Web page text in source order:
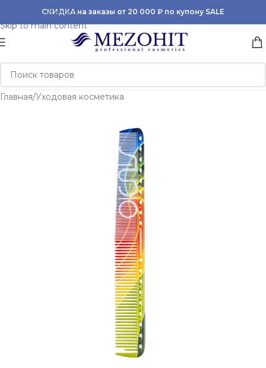
Skip to navigation
Skip to main content
СКИДКА на заказы от 20 000 ₽ по купону SALE
Главная/Уходовая косметика